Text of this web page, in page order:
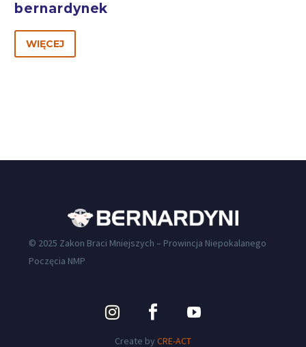
bernardynek
WIĘCEJ
© 2025 Zakon Braci Mniejszych – Prowincja Niepokalanego
Poczęcia NMP
Create by CRE-ACT